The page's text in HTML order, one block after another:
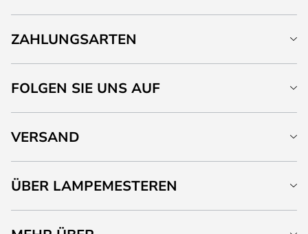
ZAHLUNGSARTEN
FOLGEN SIE UNS AUF
VERSAND
ÜBER LAMPEMESTEREN